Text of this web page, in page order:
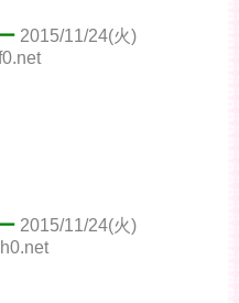
2015/11/24(火)
2015/11/24(火)